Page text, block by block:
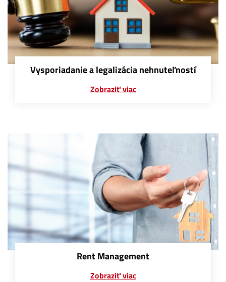
Vysporiadanie a legalizácia nehnuteľností
Zobraziť viac
Rent Management
Zobraziť viac